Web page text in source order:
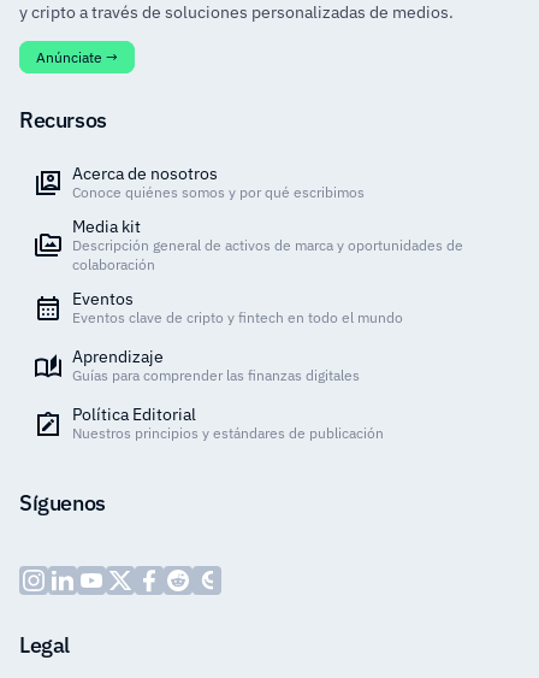
y cripto a través de soluciones personalizadas de medios.
Anúnciate →
Recursos
Acerca de nosotros
Conoce quiénes somos y por qué escribimos
Media kit
Descripción general de activos de marca y oportunidades de
colaboración
Eventos
Eventos clave de cripto y fintech en todo el mundo
Aprendizaje
Guías para comprender las finanzas digitales
Política Editorial
Nuestros principios y estándares de publicación
Síguenos
Legal